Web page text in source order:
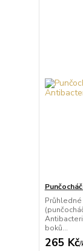
boků...
265 Kč/